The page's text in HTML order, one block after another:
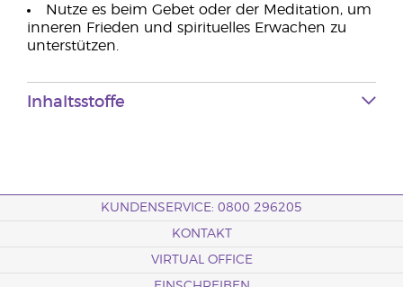
Nutze es beim Gebet oder der Meditation, um
inneren Frieden und spirituelles Erwachen zu
unterstützen.
Inhaltsstoffe
KUNDENSERVICE: 0800 296205
KONTAKT
VIRTUAL OFFICE